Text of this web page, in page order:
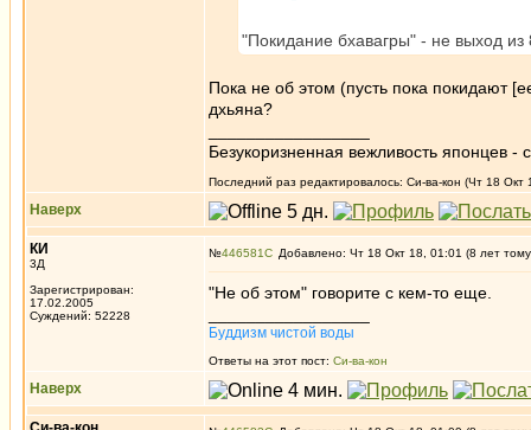
"Покидание бхавагры" - не выход из
Пока не об этом (пусть пока покидают
дхьяна?
Безукоризненная вежливость японцев -
Последний раз редактировалось: Си-ва-кон (Чт 18 Окт
Наверх
КИ
3Д
Зарегистрирован:
17.02.2005
Суждений: 52228
№446581 Добавлено: Чт 18 Окт 18, 01:01 (8 лет
"Не об этом" говорите с кем-то еще.
Буддизм чистой воды
Ответы на этот пост: Си-ва-кон
Наверх